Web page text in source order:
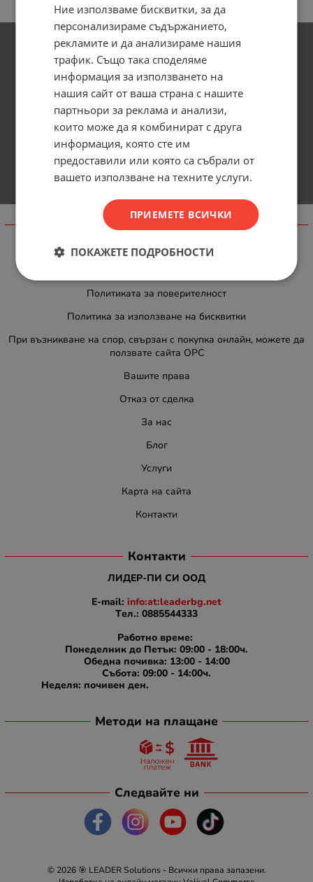
Доставка и плащане
Политиката за поверителност
Политика за използване на бисквитки
При възникване на спор, свързан с покупка онлайн, можете да
ползвате сайта ОРС
Вашите права
Отказ от сделка
За нас
Блог
Услуги
Карта на сайта
Контакти
Контакти
ЛИДЕР-ПИ СИ ООД
E-mail: info:at:leaderbg.net
Tел.: 0885544333
Работно време:
Понеделник до Петък: 09:00 - 18:00ч.
Обедна почивка: 13:00 - 14:00
Събота: 09:00 - 14:00ч.
Неделя: почивен ден.
Методи на плащане
Следвайте ни
© 2026 🎯 LEADER Solutions- Всички права запазени.
Ние използваме бисквитки, за да
персонализираме съдържанието,
рекламите и да анализираме нашия
трафик. Също така споделяме
информация за използването на
нашия сайт от ваша страна с нашите
партньори за реклама и анализи,
които може да я комбинират с друга
информация, която сте им
предоставили или която са събрали от
вашето използване на техните услуги.
ПРИЕМЕТЕ ВСИЧКИ
ПОКАЖЕТЕ ПОДРОБНОСТИ